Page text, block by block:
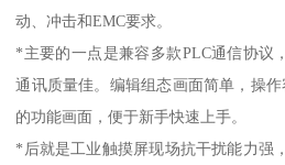
动、冲击和EMC要求。
*主要的一点是兼容多款PLC通信协议
通讯质量佳。编辑组态画面简单，操
的功能画面，便于新手快速上手。
*后就是工业触摸屏现场抗干扰能力强